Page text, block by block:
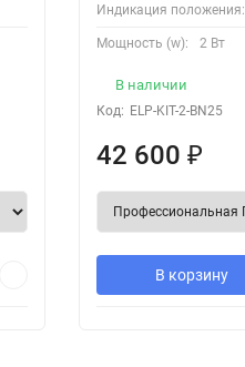
Индикация положения:
Мощность (w): 2 Вт
В наличии
Код: ELP-KIT-2-BN25
42 600 ₽
В корзину